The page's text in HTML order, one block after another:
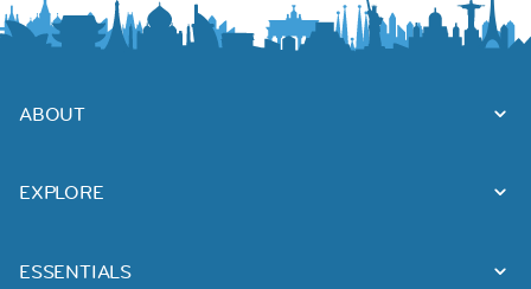
ABOUT
EXPLORE
ESSENTIALS